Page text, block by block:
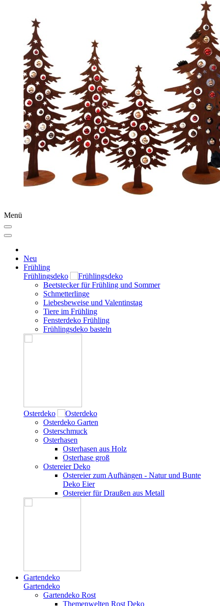
Menü
Neu
Frühling
Frühlingsdeko
Beetstecker für Frühling und Sommer
Schmetterlinge
Liebesbeweise und Valentinstag
Tiere im Frühling
Fensterdeko Frühling
Frühlingsdeko basteln
Osterdeko
Osterdeko Garten
Osterschmuck
Osterhasen
Osterhasen aus Holz
Osterhase groß
Ostereier Deko
Ostereier zum Aufhängen - Natur und Bunte
Deko Eier
Ostereier für Draußen aus Metall
Gartendeko
Gartendeko
Gartendeko Rost
Themenwelten Rost Deko